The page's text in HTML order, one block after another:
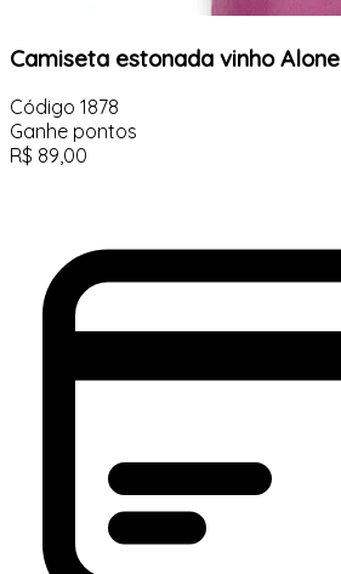
Camiseta estonada vinho Alone
Código 1878
Ganhe pontos
R$ 89,00